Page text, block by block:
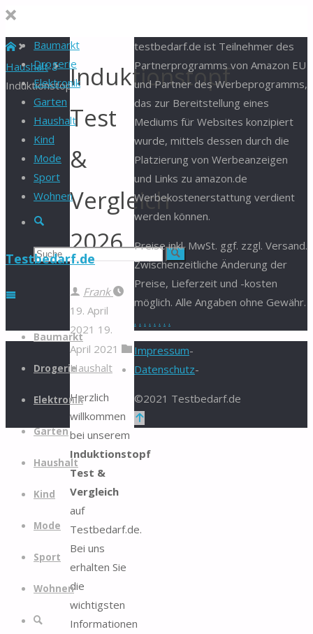
Baumarkt
Drogerie
Elektronik
Garten
Haushalt
Kind
Mode
Sport
Wohnen
Suche
Suchen Suche
Testbedarf.de
Zum
springen
Baumarkt
Drogerie
Elektronik
Garten
Haushalt
Kind
Mode
Sport
Wohnen
Suche
Start
Haushalt
InduktionstopfInduktionstopf
Test
&
Vergleich
2026
Frank
19. April
2021 19.
April 2021
Haushalt
Herzlich
willkommen
bei unserem
Induktionstopf
Test &
Vergleich
auf
Testbedarf.de.
Bei uns
erhalten Sie
die
wichtigsten
Informationen
testbedarf.de ist Teilnehmer des
Partnerprogramms von Amazon EU
und Partner des Werbeprogramms,
das zur Bereitstellung eines
Mediums für Websites konzipiert
wurde, mittels dessen durch die
Platzierung von Werbeanzeigen
und Links zu amazon.de
Werbekostenerstattung verdient
werden können.
Preise inkl. MwSt. ggf. zzgl. Versand.
Zwischenzeitliche Änderung der
Preise, Lieferzeit und -kosten
möglich. Alle Angaben ohne Gewähr.
. . . . . . . .
Impressum-
Datenschutz-
©2021 Testbedarf.de
Zurück
oben